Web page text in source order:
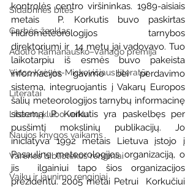
Sidabrinės bitės
Garbės ženklas
Adolfo Ramanausko–Vanago premija
Vinco Krėvės-Mickevičiaus literatūr
Literatai
Literatų klubo veikla
Naujos knygos vaikams
Varėnos bibliotekos renginiai
Vaikų ir jaunimo renginiai
kontrolės centro viršininkas. 1989-aisiais
metais  P. Korkutis buvo paskirtas
Hidrometeorologijos tarnybos
direktoriumi ir  14 metų jai vadovavo. Tuo
laikotarpiu iš esmės buvo pakeista
informacijos gavimo bei perdavimo
sistema, integruojantis į Vakarų Europos
šalių meteorologijos tarnybų informacinę
sistemą. P. Korkutis yra paskelbęs per
pusšimtį mokslinių publikacijų. Jo
iniciatyva 1992 metais Lietuva įstojo į
Pasaulinę meteorologijos organizaciją, o
jis  ilgainiui tapo šios organizacijos
prezidentu. 2005 metai Petrui  Korkučiui